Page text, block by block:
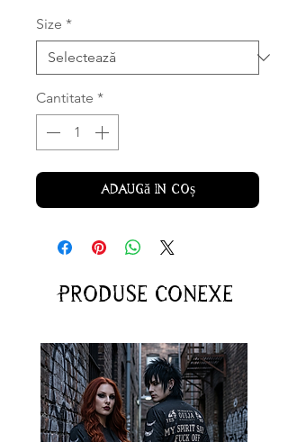
Size *
Cantitate *
Adaugă în coș
Produse conexe